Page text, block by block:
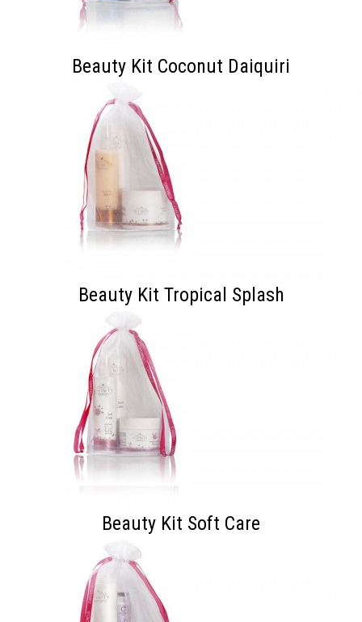
Beauty Kit Coconut Daiquiri
Beauty Kit Tropical Splash
Beauty Kit Soft Care